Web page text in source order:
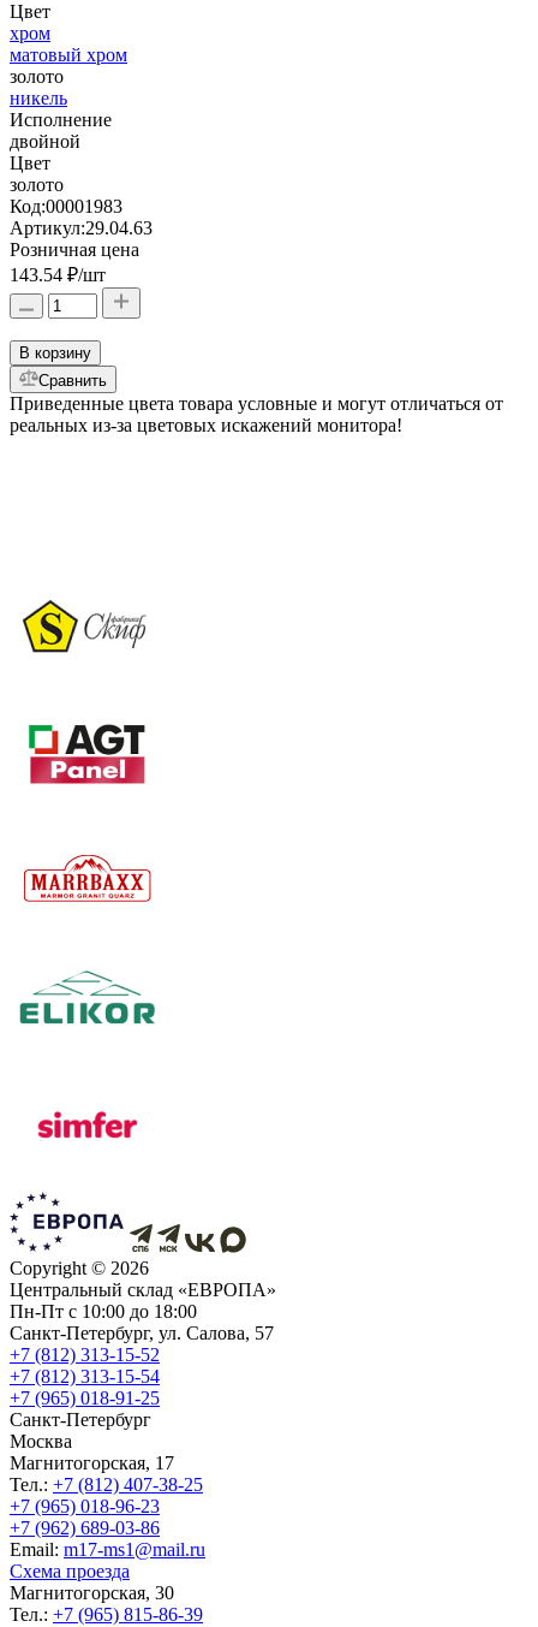
Цвет
хром
матовый хром
золото
никель
Исполнение
двойной
Цвет
золото
Код:00001983
Артикул:29.04.63
Розничная цена
143.54 ₽/шт
В корзину
Сравнить
Приведенные цвета товара условные и могут отличаться от
реальных из-за цветовых искажений монитора!
Copyright © 2026
Центральный склад «ЕВРОПА»
Пн-Пт с 10:00 до 18:00
Санкт-Петербург, ул. Салова, 57
+7 (812) 313-15-52
+7 (812) 313-15-54
+7 (965) 018-91-25
Санкт-Петербург
Москва
Магнитогорская, 17
Тел.: +7 (812) 407-38-25
+7 (965) 018-96-23
+7 (962) 689-03-86
Еmail: m17-ms1@mail.ru
Схема проезда
Магнитогорская, 30
Тел.: +7 (965) 815-86-39